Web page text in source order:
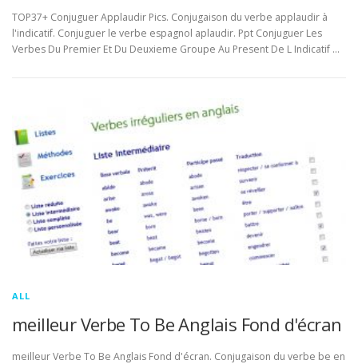
TOP37+ Conjuguer Applaudir Pics. Conjugaison du verbe applaudir à
l'indicatif. Conjuguer le verbe espagnol aplaudir. Ppt Conjuguer Les
Verbes Du Premier Et Du Deuxieme Groupe Au Present De L Indicatif …
ALL
meilleur Verbe To Be Anglais Fond d'écran
meilleur Verbe To Be Anglais Fond d'écran. Conjugaison du verbe be en